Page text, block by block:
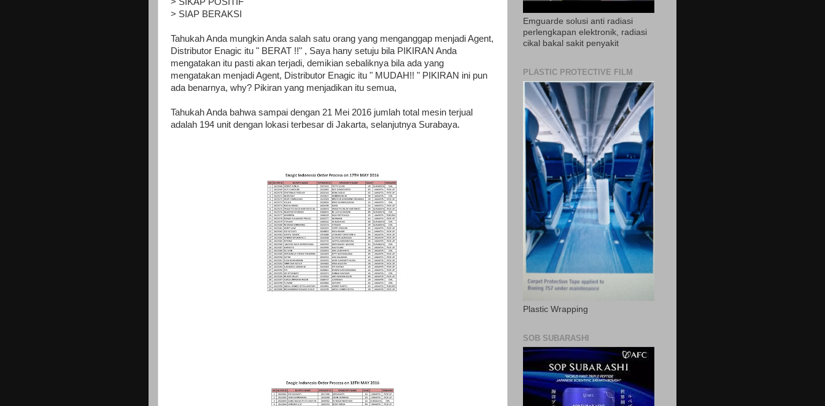
> SIAP BERAKSI
Tahukah Anda mungkin Anda salah satu orang yang menganggap menjadi Agent,
Distributor Enagic itu " BERAT !!" , Saya hany setuju bila PIKIRAN Anda
mengatakan itu pasti akan terjadi, demikian sebaliknya bila ada yang
mengatakan menjadi Agent, Distributor Enagic itu " MUDAH!! " PIKIRAN ini pun
ada benarnya, why? Pikiran yang menjadikan itu semua,
Tahukah Anda bahwa sampai dengan 21 Mei 2016 jumlah total mesin terjual
adalah 194 unit dengan lokasi terbesar di Jakarta, selanjutnya Surabaya.
Emguarde solusi anti radiasi
perlengkapan elektronik, radiasi
cikal bakal sakit penyakit
PLASTIC PROTECTIVE FILM
Plastic Wrapping
SOB SUBARASHI